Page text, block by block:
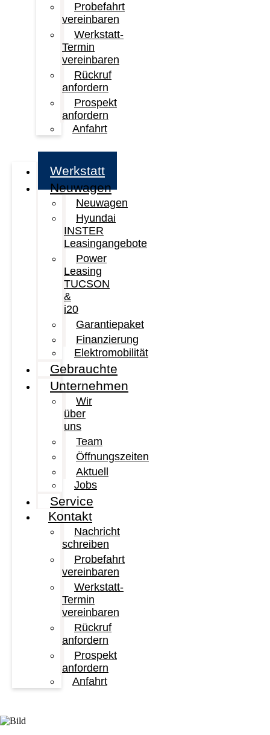
Probefahrt
vereinbaren
Werkstatt-
Termin
vereinbaren
Rückruf
anfordern
Prospekt
anfordern
Anfahrt
Werkstatt
Neuwagen
Neuwagen
Hyundai
INSTER
Leasingangebote
Power
Leasing
TUCSON
&
i20
Garantiepaket
Finanzierung
Elektromobilität
Gebrauchte
Unternehmen
Wir
über
uns
Team
Öffnungszeiten
Aktuell
Jobs
Service
Kontakt
Nachricht
schreiben
Probefahrt
vereinbaren
Werkstatt-
Termin
vereinbaren
Rückruf
anfordern
Prospekt
anfordern
Anfahrt